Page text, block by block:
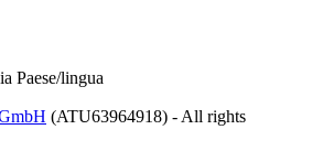
Paese/lingua
(ATU63964918) - All rights